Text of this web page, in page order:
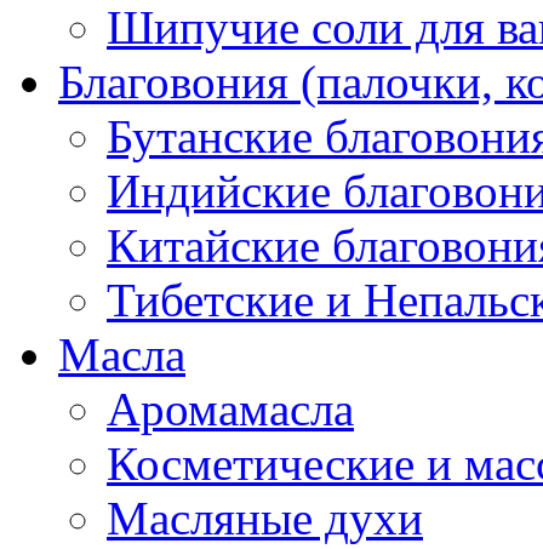
Шипучие соли для
Благовония (палочки,
Бутанские
Индийские
Китайские
Тибетские и
Масла
Аромамасла
Косметические и
Масляные духи